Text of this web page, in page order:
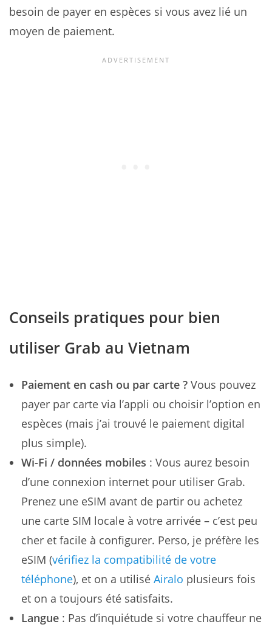
besoin de payer en espèces si vous avez lié un
moyen de paiement.
Conseils pratiques pour bien
utiliser Grab au Vietnam
Paiement en cash ou par carte ? Vous pouvez
payer par carte via l’appli ou choisir l’option en
espèces (mais j’ai trouvé le paiement digital
plus simple).
Wi-Fi / données mobiles : Vous aurez besoin
d’une connexion internet pour utiliser Grab.
Prenez une eSIM avant de partir ou achetez
une carte SIM locale à votre arrivée – c’est peu
cher et facile à configurer. Perso, je préfère les
eSIM (vérifiez la compatibilité de votre
téléphone), et on a utilisé Airalo plusieurs fois
et on a toujours été satisfaits.
Langue : Pas d’inquiétude si votre chauffeur ne